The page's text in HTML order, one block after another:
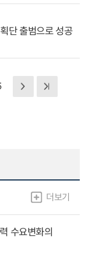
단 출범으로 성공
더보기
수요변화의